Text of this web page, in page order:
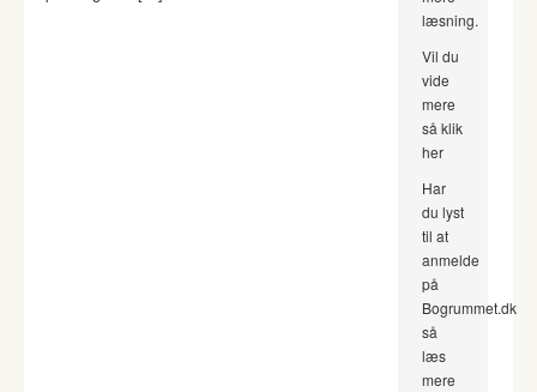
læsning.
Vil du
vide
mere
så klik
her
Har
du lyst
til at
anmelde
på
Bogrummet.dk
så
læs
mere